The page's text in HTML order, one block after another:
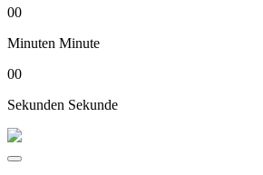
00
Minuten Minute
00
Sekunden Sekunde